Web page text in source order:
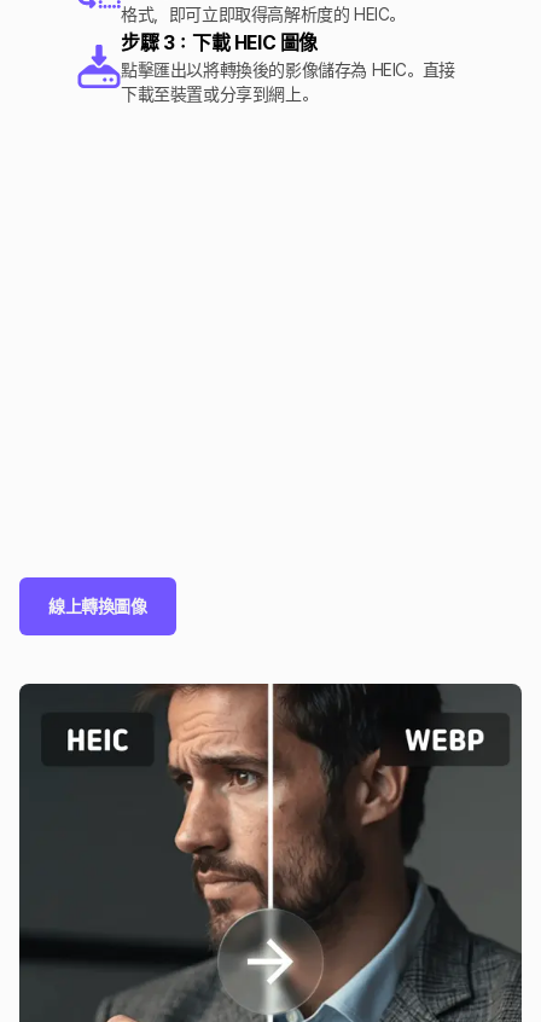
格式，即可立即取得高解析度的 HEIC。
步驟 3：下載 HEIC 圖像
點擊匯出以將轉換後的影像儲存為 HEIC。直接
下載至裝置或分享到網上。
線上轉換圖像